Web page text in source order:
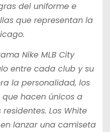
del uniforme e
que representan la
Nike MLB City
entre cada club y su
la personalidad, los
hacen únicos a
Los White
lanzar una camiseta